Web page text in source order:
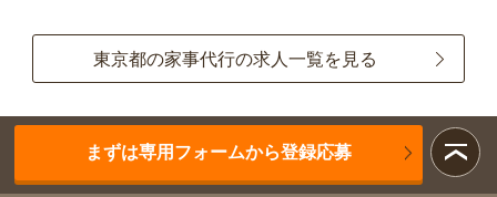
東京都の家事代行の求人一覧を見る
まずは専用フォームから登録応募